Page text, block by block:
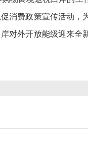
消费政策宣传活动，
对外开放能级迎来全